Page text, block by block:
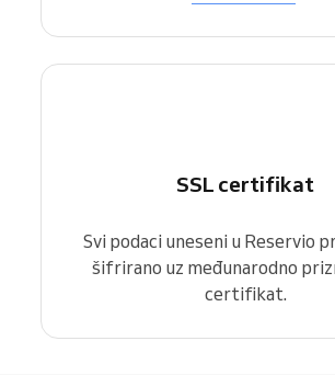
SSL certifikat
Svi podaci uneseni u Reservio
šifrirano uz međunarodno
certifikat.